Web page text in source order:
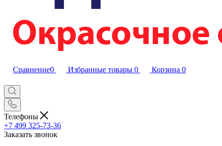
Сравнение0 Избранные товары 0 Корзина 0
Телефоны
+7 499 325-73-36
Заказать звонок